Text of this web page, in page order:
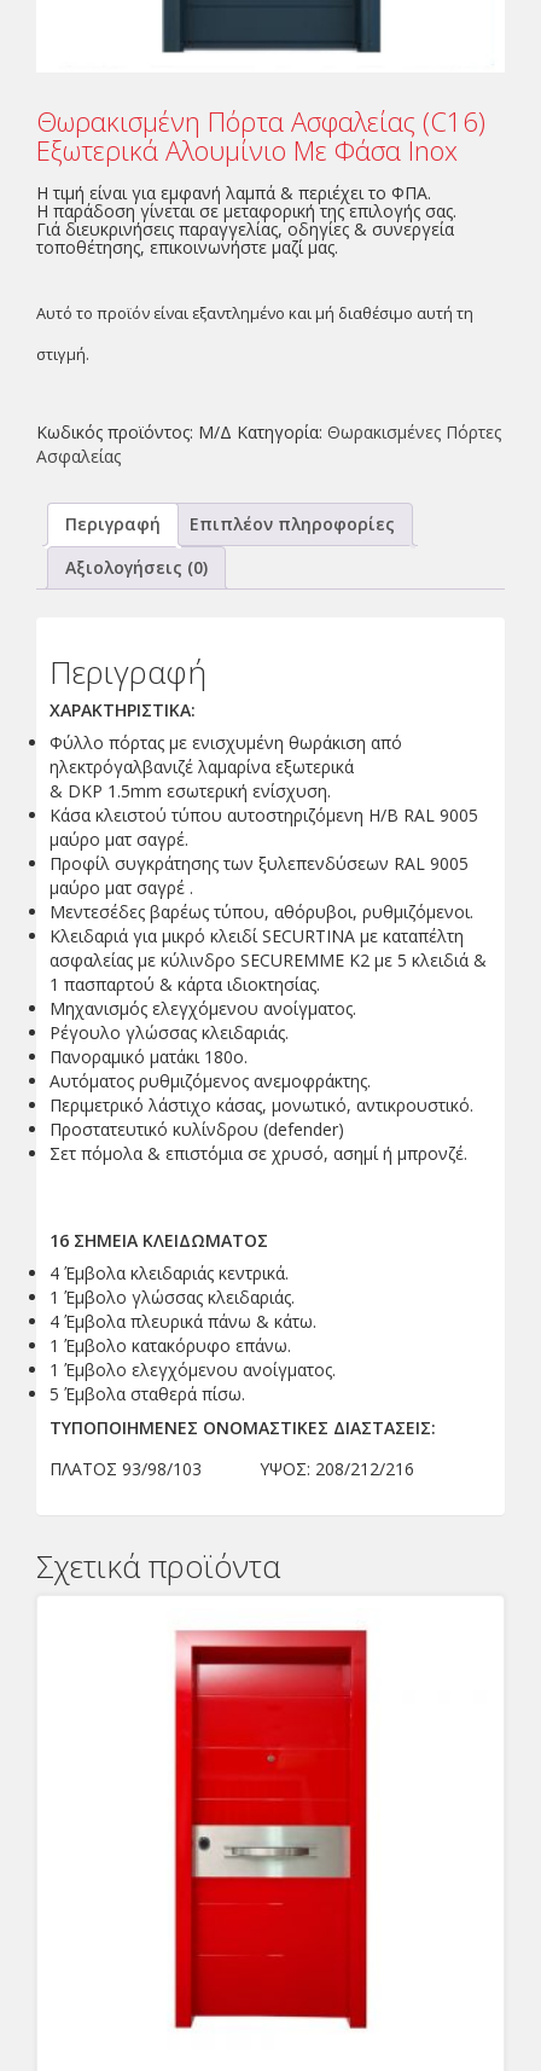
Θωρακισμένη Πόρτα Ασφαλείας (C16)
Εξωτερικά Αλουμίνιο Με Φάσα Inox
Η τιμή είναι για εμφανή λαμπά & περιέχει το ΦΠΑ.
Η παράδοση γίνεται σε μεταφορική της επιλογής σας.
Γιά διευκρινήσεις παραγγελίας, οδηγίες & συνεργεία
τοποθέτησης, επικοινωνήστε μαζί μας.
Αυτό το προϊόν είναι εξαντλημένο και μή διαθέσιμο αυτή τη
στιγμή.
Κωδικός προϊόντος: Μ/Δ Κατηγορία: Θωρακισμένες Πόρτες
Ασφαλείας
Περιγραφή
Επιπλέον πληροφορίες
Αξιολογήσεις (0)
Περιγραφή
ΧΑΡΑΚΤΗΡΙΣΤΙΚΑ:
Φύλλο πόρτας με ενισχυμένη θωράκιση από
ηλεκτρόγαλβανιζέ λαμαρίνα εξωτερικά
& DKP 1.5mm εσωτερική ενίσχυση.
Κάσα κλειστού τύπου αυτοστηριζόμενη Η/Β RAL 9005
μαύρο ματ σαγρέ.
Προφίλ συγκράτησης των ξυλεπενδύσεων RAL 9005
μαύρο ματ σαγρέ .
Μεντεσέδες βαρέως τύπου, αθόρυβοι, ρυθμιζόμενοι.
Κλειδαριά για μικρό κλειδί SECURTINA με καταπέλτη
ασφαλείας με κύλινδρο SECUREMME Κ2 με 5 κλειδιά &
1 πασπαρτού & κάρτα ιδιοκτησίας.
Μηχανισμός ελεγχόμενου ανοίγματος.
Ρέγουλο γλώσσας κλειδαριάς.
Πανοραμικό ματάκι 180ο.
Αυτόματος ρυθμιζόμενος ανεμοφράκτης.
Περιμετρικό λάστιχο κάσας, μονωτικό, αντικρουστικό.
Προστατευτικό κυλίνδρου (defender)
Σετ πόμολα & επιστόμια σε χρυσό, ασημί ή μπρονζέ.
16 ΣΗΜΕΙΑ ΚΛΕΙΔΩΜΑΤΟΣ
4 Έμβολα κλειδαριάς κεντρικά.
1 Έμβολο γλώσσας κλειδαριάς.
4 Έμβολα πλευρικά πάνω & κάτω.
1 Έμβολο κατακόρυφο επάνω.
1 Έμβολο ελεγχόμενου ανοίγματος.
5 Έμβολα σταθερά πίσω.
ΤΥΠΟΠΟΙΗΜΕΝΕΣ ΟΝΟΜΑΣΤΙΚΕΣ ΔΙΑΣΤΑΣΕΙΣ:
ΠΛΑΤΟΣ 93/98/103 ΥΨΟΣ: 208/212/216
Σχετικά προϊόντα